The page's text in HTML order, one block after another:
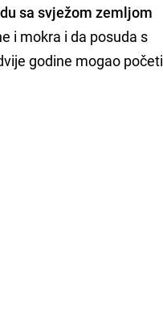
sa svježom zemljom
i mokra i da posuda s
godine mogao početi